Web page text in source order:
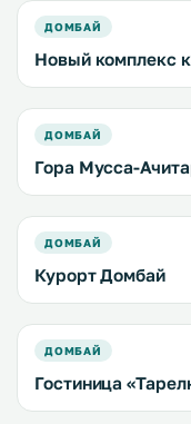
ДОМБАЙ
Новый комплекс
ДОМБАЙ
Гора Мусса-
ДОМБАЙ
Курорт Домбай
ДОМБАЙ
Гостиница